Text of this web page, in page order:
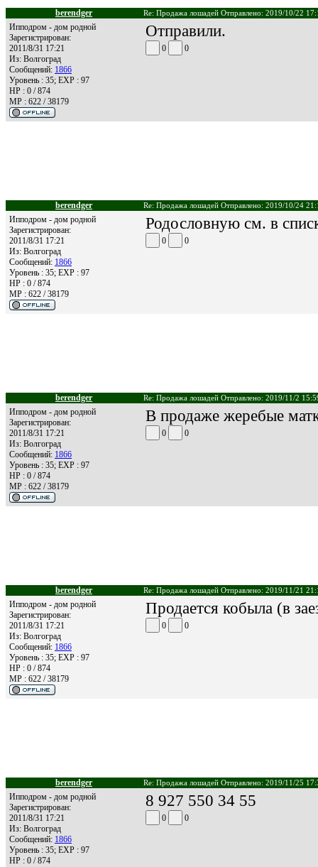
berendger Re: Продажа лошадей Отправлено: 2019/10/22
Ипподром - дом родной
Зарегистрирован:
2011/8/31 17:21
Из: Волгоград
Сообщений: 1866
Уровень : 35; EXP : 97
HP : 0 / 874
MP : 622 / 38179
Отправили.
0 0
berendger Re: Продажа лошадей Отправлено: 2019/10/24
Ипподром - дом родной
Зарегистрирован:
2011/8/31 17:21
Из: Волгоград
Сообщений: 1866
Уровень : 35; EXP : 97
HP : 0 / 874
MP : 622 / 38179
Родословную см. в
0 0
berendger Re: Продажа лошадей Отправлено: 2019/11/2
Ипподром - дом родной
Зарегистрирован:
2011/8/31 17:21
Из: Волгоград
Сообщений: 1866
Уровень : 35; EXP : 97
HP : 0 / 874
MP : 622 / 38179
В продаже жеребые
0 0
berendger Re: Продажа лошадей Отправлено: 2019/11/21
Ипподром - дом родной
Зарегистрирован:
2011/8/31 17:21
Из: Волгоград
Сообщений: 1866
Уровень : 35; EXP : 97
HP : 0 / 874
MP : 622 / 38179
Продается кобыла (в
0 0
berendger Re: Продажа лошадей Отправлено: 2019/11/25
Ипподром - дом родной
Зарегистрирован:
2011/8/31 17:21
Из: Волгоград
Сообщений: 1866
Уровень : 35; EXP : 97
HP : 0 / 874
8 927 550 34 55
0 0